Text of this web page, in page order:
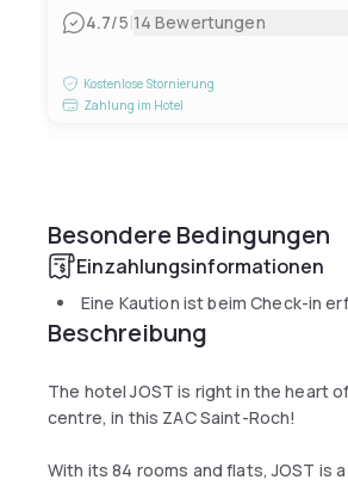
4.7/5|14 Bewertungen
Kostenlose Stornierung
Zahlung im Hotel
Besondere Bedingungen
Einzahlungsinformationen
Eine Kaution ist beim Check-in
Beschreibung
The hotel JOST is right in the heart
centre, in this ZAC Saint-Roch!
With its 84 rooms and flats, JOST is